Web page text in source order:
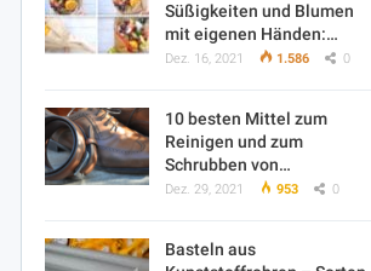
Süßigkeiten und Blumen
mit eigenen Händen:…
Dez. 16, 2021 1.586 0
10 besten Mittel zum
Reinigen und zum
Schrubben von…
Dez. 29, 2021 953 0
Basteln aus